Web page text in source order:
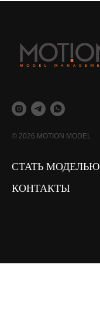
© 2026 MOTION MODEL
СТАТЬ МОДЕЛЬЮ
КОНТАКТЫ